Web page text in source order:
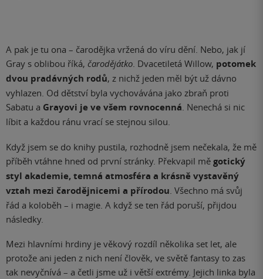
A pak je tu ona – čarodějka vržená do víru dění. Nebo, jak jí
Gray s oblibou říká, čarodějátko . Dvacetiletá Willow, potomek
dvou pradávných rodů, z nichž jeden měl být už dávno
vyhlazen. Od dětství byla vychovávána jako zbraň proti
Sabatu a Grayovi je ve všem rovnocenná . Nenechá si nic
líbit a každou ránu vrací se stejnou silou.
Když jsem se do knihy pustila, rozhodně jsem nečekala, že mě
příběh vtáhne hned od první stránky. Překvapil mě gotický
styl akademie, temná atmosféra a krásně vystavěný
vztah mezi čarodějnicemi a přírodou . Všechno má svůj
řád a koloběh – i magie. A když se ten řád poruší, přijdou
následky.
Mezi hlavními hrdiny je věkový rozdíl několika set let, ale
protože ani jeden z nich není člověk, ve světě fantasy to zas
tak nevyčnívá – a četli jsme už i větší extrémy. Jejich linka byla